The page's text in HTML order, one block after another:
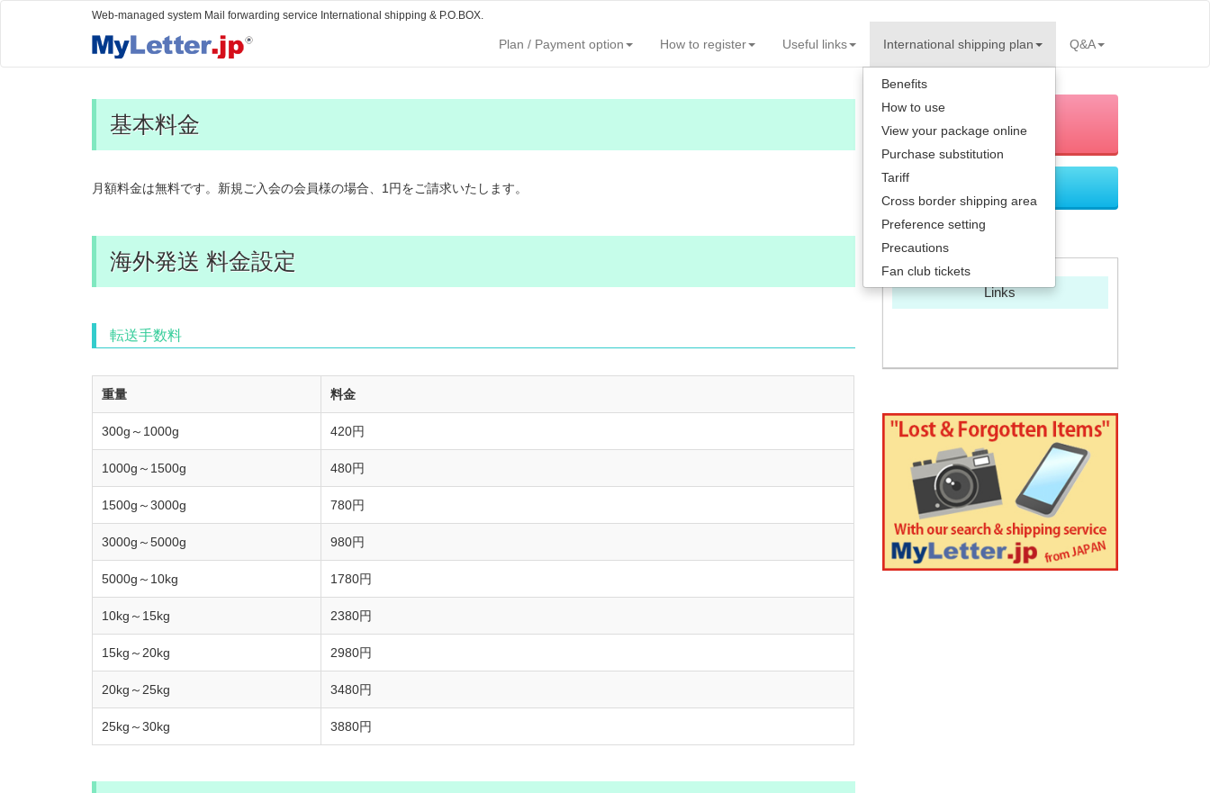
Web-managed system Mail forwarding service International shipping & P.O.BOX.
Plan / Payment option How to register Useful links International shipping plan
Benefits
How to use
View your package online
Purchase substitution
Tariff
Cross border shipping area
Preference setting
Precautions
Fan club tickets
Q&A
基本料金
月額料金は無料です。新規ご入会の会員様の場合、1円をご請求いたします。
海外発送 料金設定
転送手数料
重量 料金
300g～1000g 420円
1000g～1500g 480円
1500g～3000g 780円
3000g～5000g 980円
5000g～10kg 1780円
10kg～15kg 2380円
15kg～20kg 2980円
20kg～25kg 3480円
25kg～30kg 3880円
Join us
Forget password
Links